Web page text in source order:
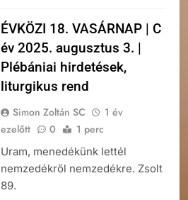
ÉVKÖZI 18. VASÁRNAP | C
év 2025. augusztus 3. |
Plébániai hirdetések,
liturgikus rend
Simon Zoltán SC
1 év
ezelőtt
0 1 perc
Uram, menedékünk lettél
nemzedékről nemzedékre. Zsolt
89.